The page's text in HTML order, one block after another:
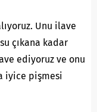
Unu ilave
çıkana kadar
ediyoruz ve onu
iyice pişmesi